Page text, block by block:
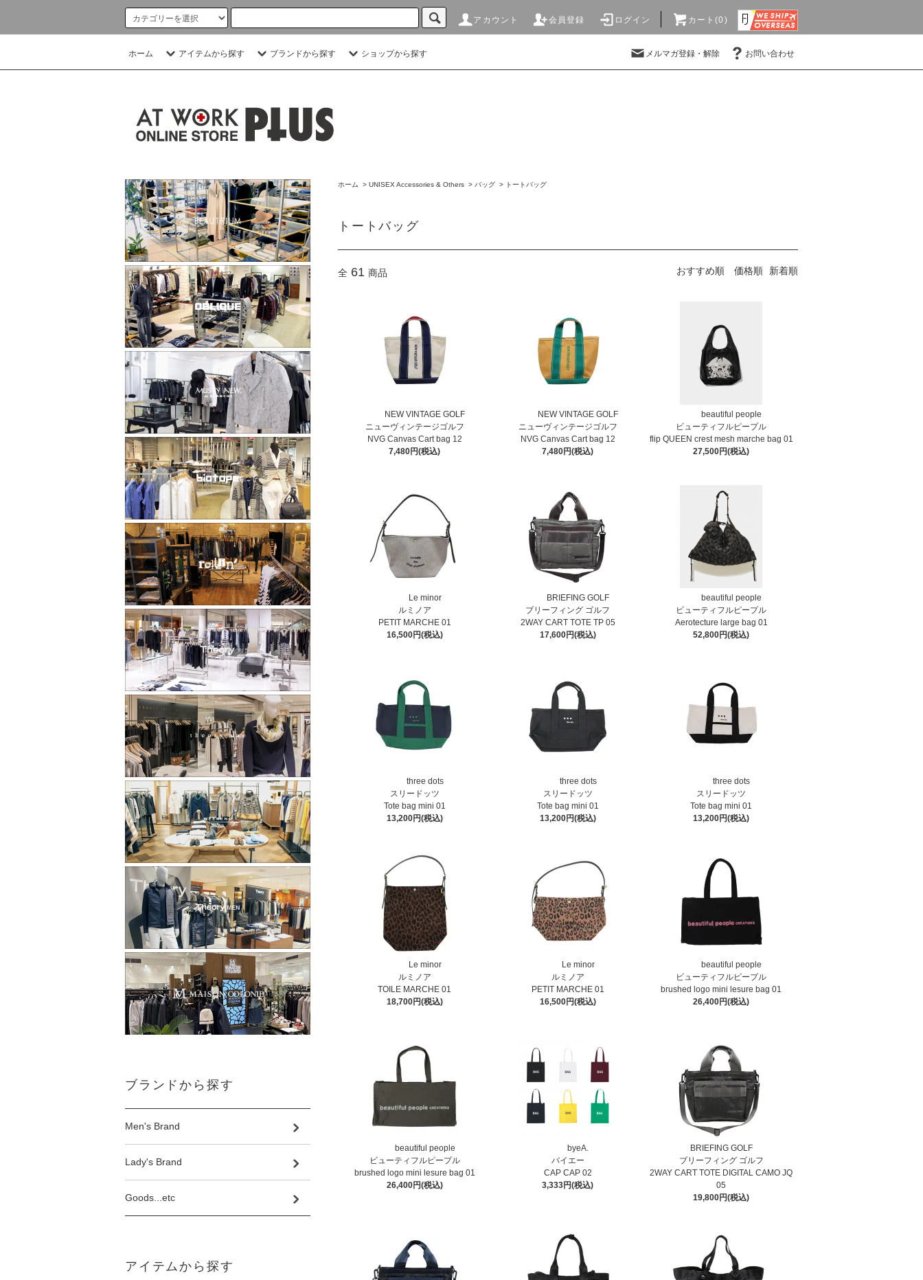
アカウント 会員登録 ログイン カート(0)
ホーム アイテムから探す ブランドから探す ショップから探す メルマガ登録・解除 お問い合わせ
ホーム > UNISEX Accessories & Others > バッグ > トートバッグ
トートバッグ
全 61 商品 おすすめ順 価格順 新着順
NEW VINTAGE GOLF
ニューヴィンテージゴルフ
NVG Canvas Cart bag 12
7,480円(税込)
NEW VINTAGE GOLF
ニューヴィンテージゴルフ
NVG Canvas Cart bag 12
7,480円(税込)
beautiful people
ビューティフルピープル
flip QUEEN crest mesh marche bag 01
27,500円(税込)
Le minor
ルミノア
PETIT MARCHE 01
16,500円(税込)
BRIEFING GOLF
ブリーフィング ゴルフ
2WAY CART TOTE TP 05
17,600円(税込)
beautiful people
ビューティフルピープル
Aerotecture large bag 01
52,800円(税込)
three dots
スリードッツ
Tote bag mini 01
13,200円(税込)
three dots
スリードッツ
Tote bag mini 01
13,200円(税込)
three dots
スリードッツ
Tote bag mini 01
13,200円(税込)
Le minor
ルミノア
TOILE MARCHE 01
18,700円(税込)
Le minor
ルミノア
PETIT MARCHE 01
16,500円(税込)
beautiful people
ビューティフルピープル
brushed logo mini lesure bag 01
26,400円(税込)
beautiful people
ビューティフルピープル
brushed logo mini lesure bag 01
26,400円(税込)
byeA.
バイエー
CAP CAP 02
3,333円(税込)
BRIEFING GOLF
ブリーフィング ゴルフ
2WAY CART TOTE DIGITAL CAMO JQ
05
19,800円(税込)
ブランドから探す
Men's Brand
Lady's Brand
Goods...etc
アイテムから探す